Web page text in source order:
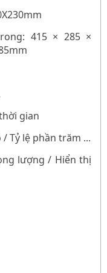
415 × 285 ×
gian
Tỷ lệ phần trăm ...
lượng / Hiển thị